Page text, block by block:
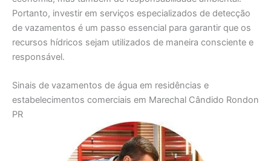
Portanto, investir em serviços especializados de detecção
de vazamentos é um passo essencial para garantir que os
recursos hídricos sejam utilizados de maneira consciente e
responsável.
Sinais de vazamentos de água em residências e
estabelecimentos comerciais em Marechal Cândido Rondon
PR